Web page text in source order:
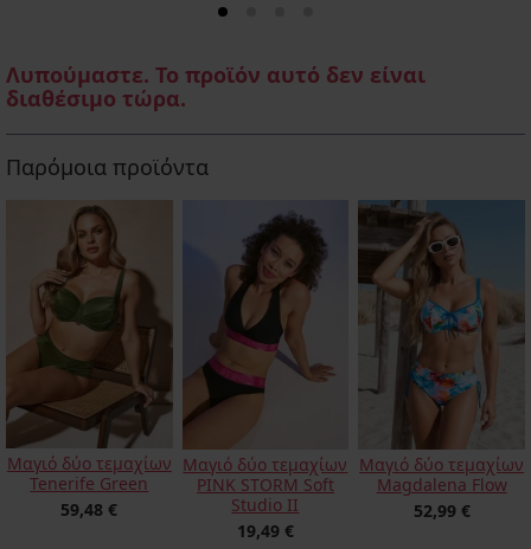
Λυπούμαστε. Το προϊόν αυτό δεν είναι
διαθέσιμο τώρα.
Παρόμοια προϊόντα
Μαγιό δύο τεμαχίων
Tenerife Green
59,48 €
Μαγιό δύο τεμαχίων
PINK STORM Soft
Studio ΙΙ
19,49 €
Μαγιό δύο τεμαχίων
Magdalena Flow
52,99 €